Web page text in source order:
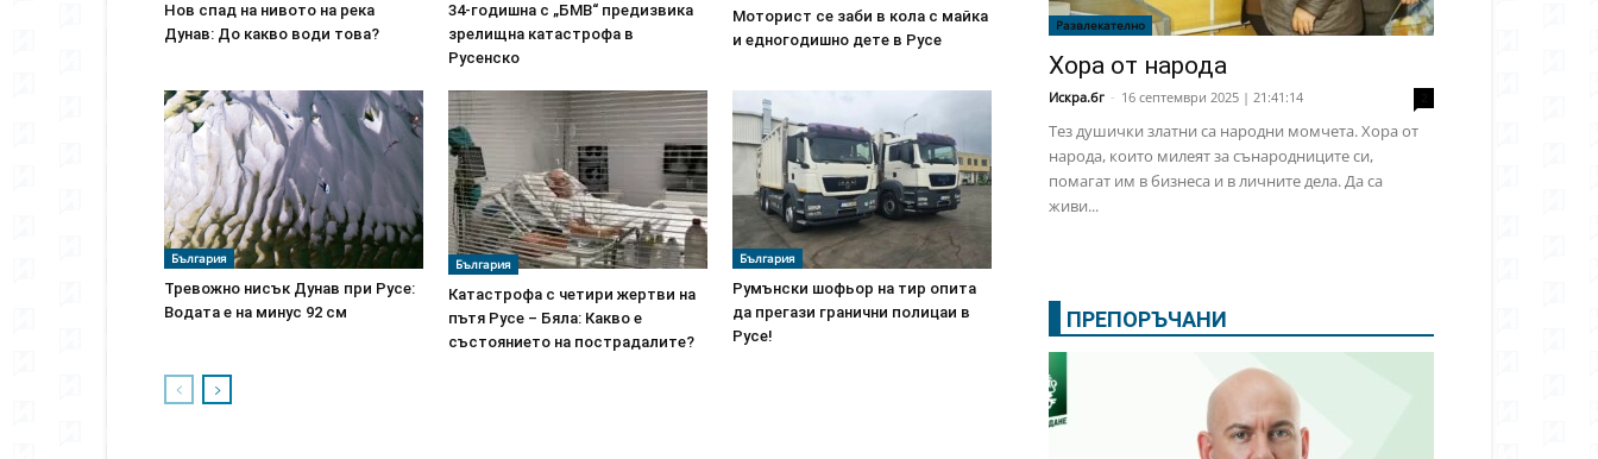
Нов спад на нивото на река
Дунав: До какво води това?
34-годишна с „БМВ“ предизвика
зрелищна катастрофа в
Русенско
Моторист се заби в кола с майка
и едногодишно дете в Русе
България
Тревожно нисък Дунав при Русе:
Водата е на минус 92 см
България
Катастрофа с четири жертви на
пътя Русе – Бяла: Какво е
състоянието на пострадалите?
България
Румънски шофьор на тир опита
да прегази гранични полицаи в
Русе!
Развлекателно
Хора от народа
Искра.бг - 16 септември 2025 | 21:41:14
Тез душички златни са народни момчета. Хора от
народа, които милеят за сънародниците си,
помагат им в бизнеса и в личните дела. Да са
живи...
ПРЕПОРЪЧАНИ